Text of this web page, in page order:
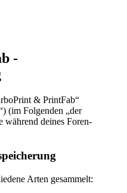
-
& PrintFab“
(im Folgenden „der
während deines Foren-
Arten gesammelt: